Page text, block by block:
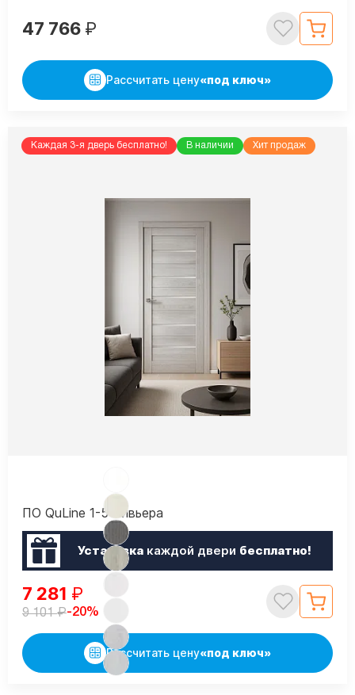
47 766 ₽
Рассчитать цену«под ключ»
Каждая 3-я дверь бесплатно! В наличии Хит продаж
ПО QuLine 1-5 Ривьера
Установкакаждой двери бесплатно!
7 281 ₽
9 101₽-20%
Рассчитать цену«под ключ»